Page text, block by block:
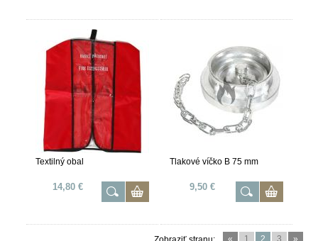
Textilný obal
14,80 €
Tlakové víčko B 75 mm
9,50 €
« 1 2 3 »